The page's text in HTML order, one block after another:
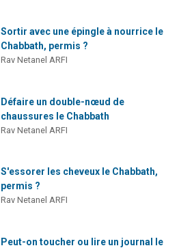
Sortir avec une épingle à nourrice le
Chabbath, permis ?
Rav Netanel ARFI
Défaire un double-nœud de
chaussures le Chabbath
Rav Netanel ARFI
S'essorer les cheveux le Chabbath,
permis ?
Rav Netanel ARFI
Peut-on toucher ou lire un journal le